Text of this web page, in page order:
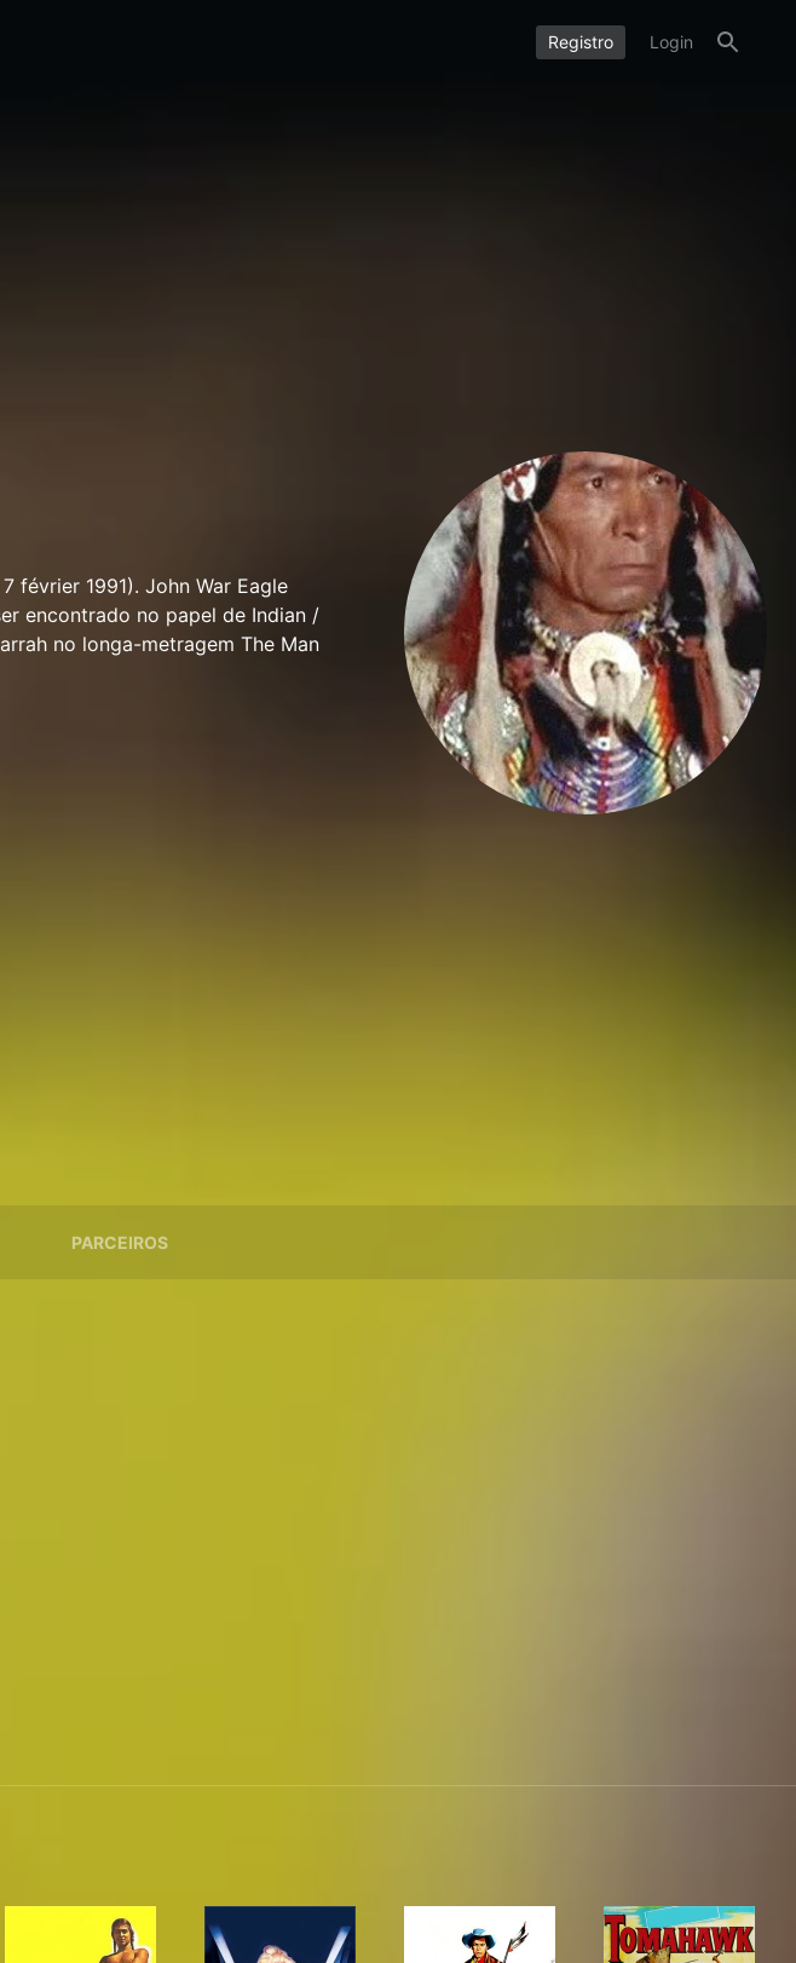
Registro Login
février 1991). John War Eagle
encontrado no papel de Indian /
no longa-metragem The Man
PARCEIROS